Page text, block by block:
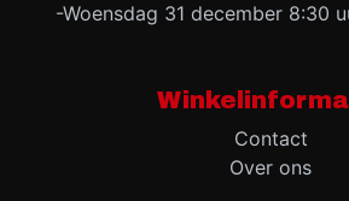
-Woensdag 31 december 8:30
Contact
Over ons